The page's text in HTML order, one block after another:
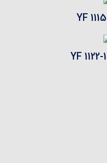
YF 1115
YF 1122-1